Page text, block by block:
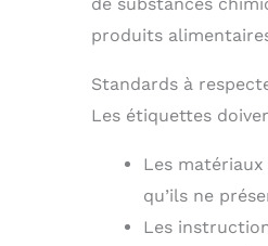
produits
Standards à
Les étiquettes
Les
qu’ils ne
Les